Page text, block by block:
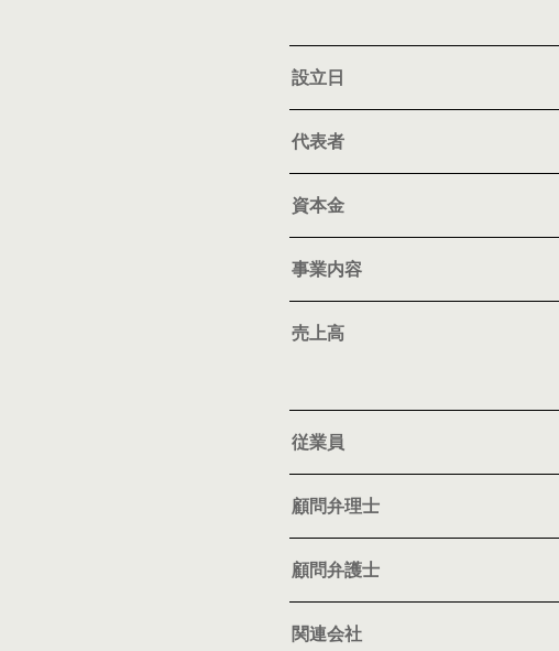
設立日
代表者
資本金
事業内容
売上高
従業員
顧問弁理士
顧問弁護士
関連会社